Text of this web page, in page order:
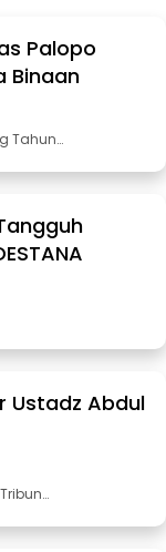
Palopo
Binaan
Tahun…
Ustadz Abdul